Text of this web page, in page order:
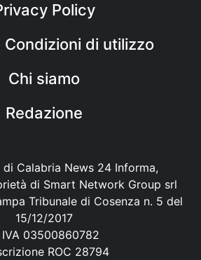
Policy
Condizioni di utilizzo
Chi siamo
Redazione
di Calabria News 24 Informa,
di Smart Network Group srl
Tribunale di Cosenza n. 5 del
15/12/2017
IVA 03500860782
ROC 28794